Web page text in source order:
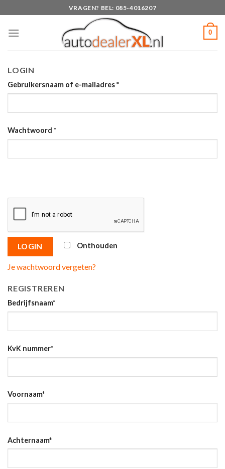
to
content
VRAGEN? BEL: 085-4016207
0
LOGIN
Gebruikersnaam of e-mailadres*
Wachtwoord *
LOGIN Onthouden
Je wachtwoord vergeten?
REGISTREREN
Bedrijfsnaam*
KvK nummer*
Voornaam*
Achternaam*